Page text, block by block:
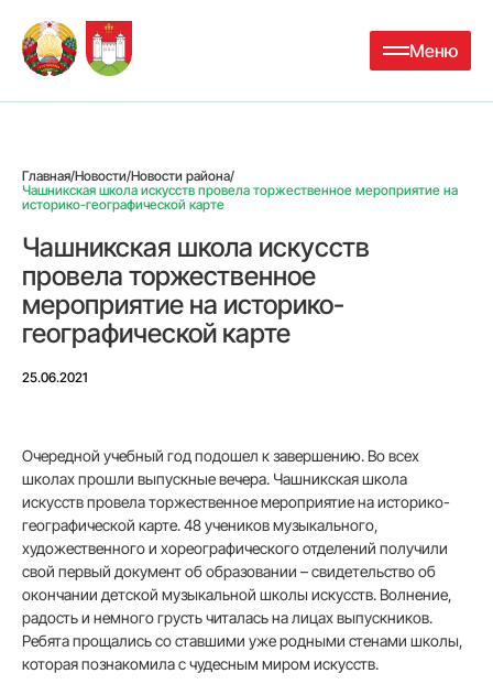
Меню
Главная/Новости/Новости района/
Чашникская школа искусств провела торжественное мероприятие на
историко-географической карте
Чашникская школа искусств
провела торжественное
мероприятие на историко-
географической карте
25.06.2021
Очередной учебный год подошел к завершению. Во всех
школах прошли выпускные вечера. Чашникская школа
искусств провела торжественное мероприятие на историко-
географической карте. 48 учеников музыкального,
художественного и хореографического отделений получили
свой первый документ об образовании – свидетельство об
окончании детской музыкальной школы искусств. Волнение,
радость и немного грусть читалась на лицах выпускников.
Ребята прощались со ставшими уже родными стенами школы,
которая познакомила с чудесным миром искусств.